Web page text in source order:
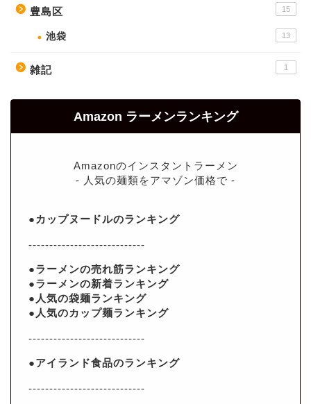
豊島区 15
池袋 13
雑記 1
Amazon ラーメンランキング
Amazonのインスタントラーメン
- 人気の麺類をアマゾン価格で -
●カップヌードルのランキング
----------------------------
●ラーメンの売れ筋ランキング
●ラーメンの新着ランキング
●人気の袋麺ランキング
●人気のカップ麺ランキング
----------------------------
●アイランド食品のランキング
----------------------------